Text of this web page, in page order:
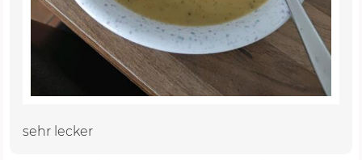
sehr lecker